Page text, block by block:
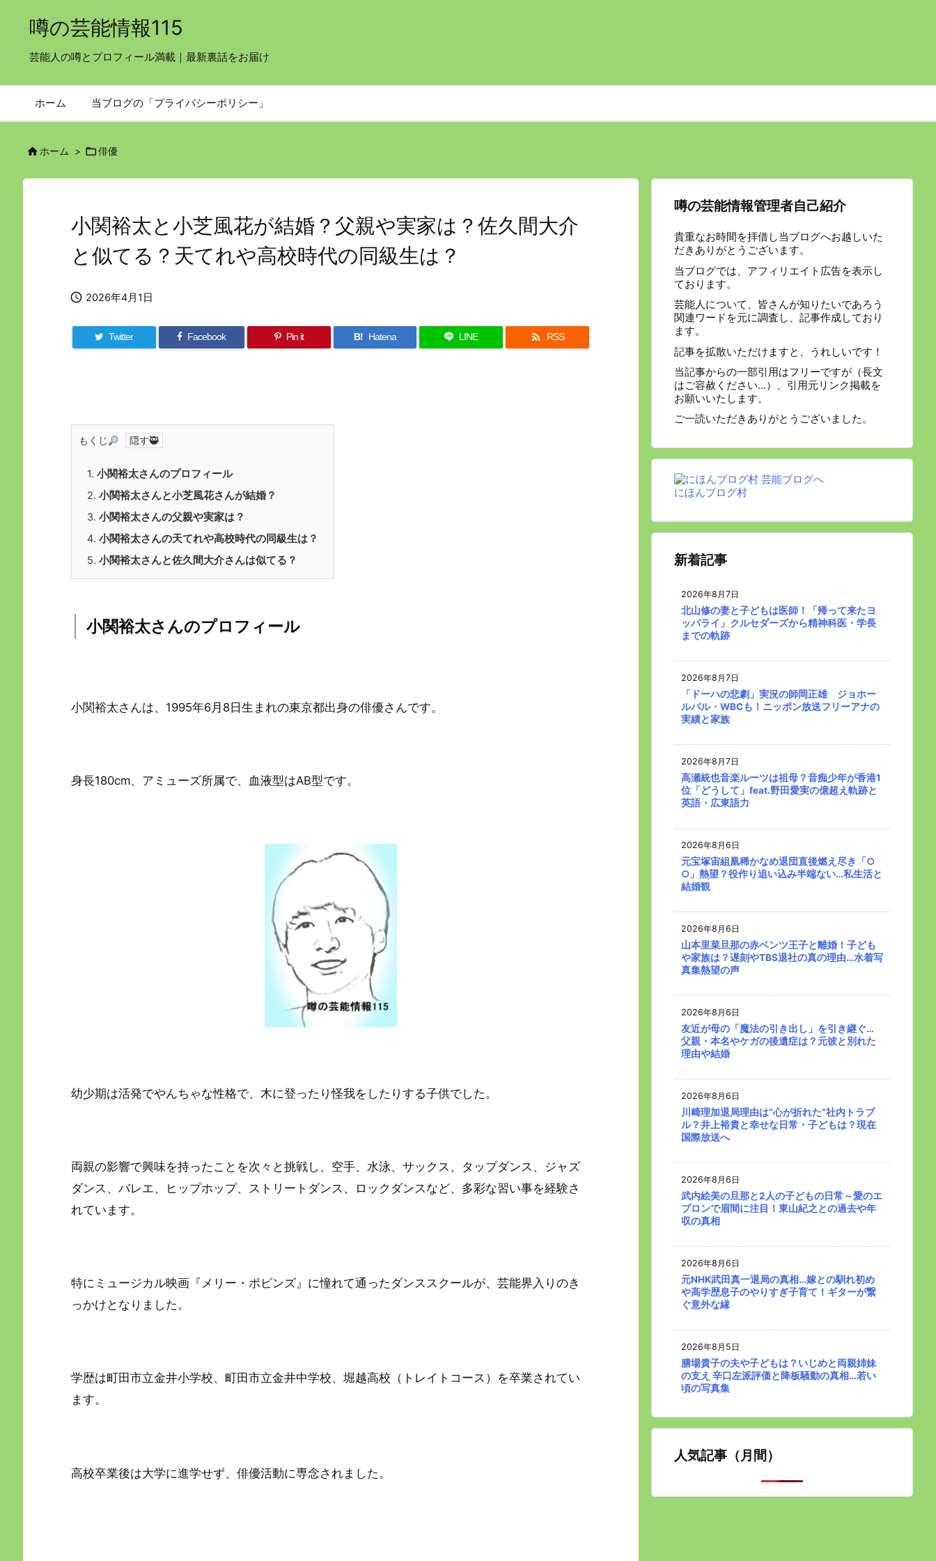
噂の芸能情報115
芸能人の噂とプロフィール満載｜最新裏話をお届け
ホーム 当ブログの「プライバシーポリシー」
ホーム > 俳優
小関裕太と小芝風花が結婚？父親や実家は？佐久間大介
と似てる？天てれや高校時代の同級生は？
 2026年4月1日
Twitter Facebook Pin it B! Hatena LINE  RSS
もくじ
1. 小関裕太さんのプロフィール
2. 小関裕太さんと小芝風花さんが結婚？
3. 小関裕太さんの父親や実家は？
4. 小関裕太さんの天てれや高校時代の同級生は？
5. 小関裕太さんと佐久間大介さんは似てる？
小関裕太さんのプロフィール
小関裕太さんは、1995年6月8日生まれの東京都出身の俳優さんです。
身長180cm、アミューズ所属で、血液型はAB型です。
幼少期は活発でやんちゃな性格で、木に登ったり怪我をしたりする子供でした。
両親の影響で興味を持ったことを次々と挑戦し、空手、水泳、サックス、タップダンス、ジャズ
ダンス、バレエ、ヒップホップ、ストリートダンス、ロックダンスなど、多彩な習い事を経験さ
れています。
特にミュージカル映画『メリー・ポピンズ』に憧れて通ったダンススクールが、芸能界入りのき
っかけとなりました。
学歴は町田市立金井小学校、町田市立金井中学校、堀越高校（トレイトコース）を卒業されてい
ます。
高校卒業後は大学に進学せず、俳優活動に専念されました。
噂の芸能情報管理者自己紹介
貴重なお時間を拝借し当ブログへお越しいた
だきありがとうございます。
当ブログでは、アフィリエイト広告を表示し
ております。
芸能人について、皆さんが知りたいであろう
関連ワードを元に調査し、記事作成しており
ます。
記事を拡散いただけますと、うれしいです！
当記事からの一部引用はフリーですが（長文
はご容赦ください…）、引用元リンク掲載を
お願いいたします。
ご一読いただきありがとうございました。
にほんブログ村
新着記事
2026年8月7日
北山修の妻と子どもは医師！「帰って来たヨ
ッパライ」クルセダーズから精神科医・学長
までの軌跡
2026年8月7日
「ドーハの悲劇」実況の師岡正雄 ジョホー
ルバル・WBCも！ニッポン放送フリーアナの
実績と家族
2026年8月7日
高瀬統也音楽ルーツは祖母？音痴少年が香港1
位「どうして」feat.野田愛実の億超え軌跡と
英語・広東語力
2026年8月6日
元宝塚宙組凰稀かなめ退団直後燃え尽き「○
○」熱望？役作り追い込み半端ない…私生活と
結婚観
2026年8月6日
山本里菜旦那の赤ベンツ王子と離婚！子ども
や家族は？遅刻やTBS退社の真の理由…水着写
真集熱望の声
2026年8月6日
友近が母の「魔法の引き出し」を引き継ぐ…
父親・本名やケガの後遺症は？元彼と別れた
理由や結婚
2026年8月6日
川﨑理加退局理由は“心が折れた”社内トラブ
ル？井上裕貴と幸せな日常・子どもは？現在
国際放送へ
2026年8月6日
武内絵美の旦那と2人の子どもの日常～愛のエ
プロンで眉間に注目！東山紀之との過去や年
収の真相
2026年8月6日
元NHK武田真一退局の真相…嫁との馴れ初め
や高学歴息子のやりすぎ子育て！ギターが繋
ぐ意外な縁
2026年8月5日
膳場貴子の夫や子どもは？いじめと両親姉妹
の支え 辛口左派評価と降板騒動の真相…若い
頃の写真集
人気記事（月間）